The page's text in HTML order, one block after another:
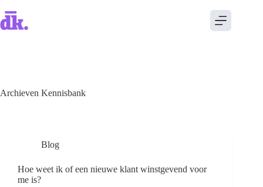
Archieven Kennisbank
Blog
Hoe weet ik of een nieuwe klant winstgevend voor
me is?